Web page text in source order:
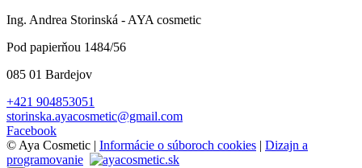
Ing. Andrea Storinská - AYA cosmetic
Pod papierňou 1484/56
085 01 Bardejov
+421 904853051
storinska.ayacosmetic@gmail.com
Facebook
© Aya Cosmetic | Informácie o súboroch cookies | Dizajn a
programovanie